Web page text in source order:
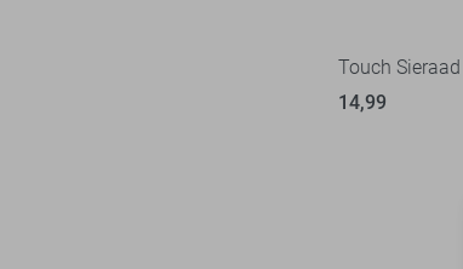
Touch Sieraad
14,99